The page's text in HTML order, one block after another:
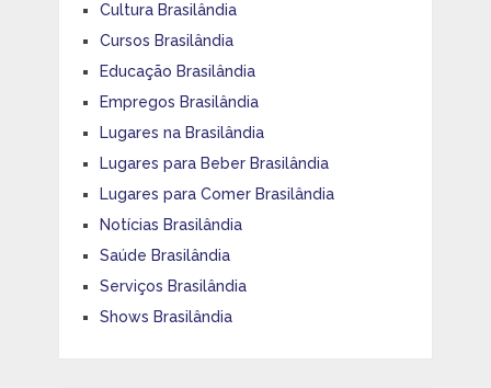
Cultura Brasilândia
Cursos Brasilândia
Educação Brasilândia
Empregos Brasilândia
Lugares na Brasilândia
Lugares para Beber Brasilândia
Lugares para Comer Brasilândia
Notícias Brasilândia
Saúde Brasilândia
Serviços Brasilândia
Shows Brasilândia